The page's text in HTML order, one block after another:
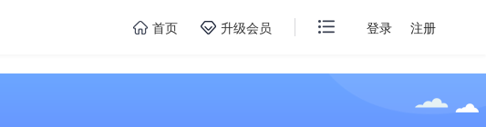
首页 升级会员 登录 注册